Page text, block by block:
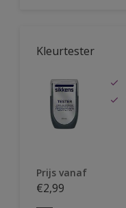
Kleurtester
Prijs vanaf
€2,99